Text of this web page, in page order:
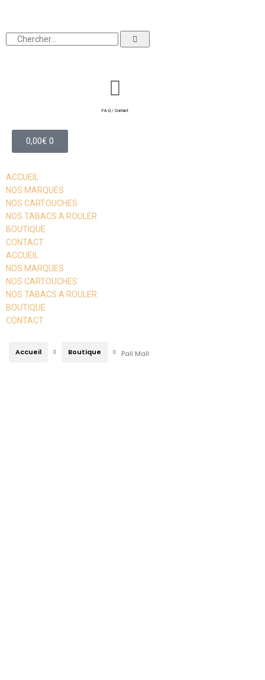
F.A.Q / Contact
0,00€ 0
ACCUEIL
NOS MARQUES
NOS CARTOUCHES
NOS TABACS A ROULER
BOUTIQUE
CONTACT
ACCUEIL
NOS MARQUES
NOS CARTOUCHES
NOS TABACS A ROULER
BOUTIQUE
CONTACT
Accueil Boutique Pall Mall